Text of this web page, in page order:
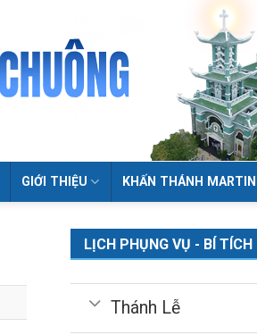
GIỚI THIỆU KHẤN THÁNH
LỊCH PHỤNG VỤ - BÍ TÍCH
Thánh Lễ